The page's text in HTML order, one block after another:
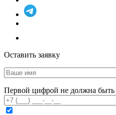
Оставить заявку
Первой цифрой не должна быть